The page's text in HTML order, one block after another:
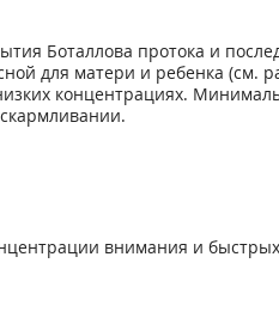
Боталлова протока и
для матери и ребенка (см.
концентрациях.
внимания и